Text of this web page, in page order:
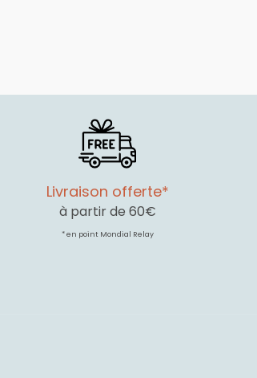
Livraison offerte*
à partir de 60€
* en point Mondial Relay